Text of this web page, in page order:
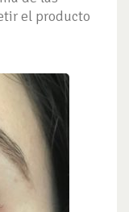
el producto